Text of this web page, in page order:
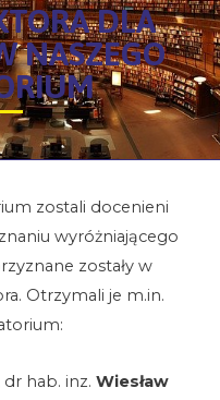
DLA
NASZEGO
zostali docenieni
wyróżniającego
zostały w
Otrzymali je m.in.
hab. inz. Wiesław